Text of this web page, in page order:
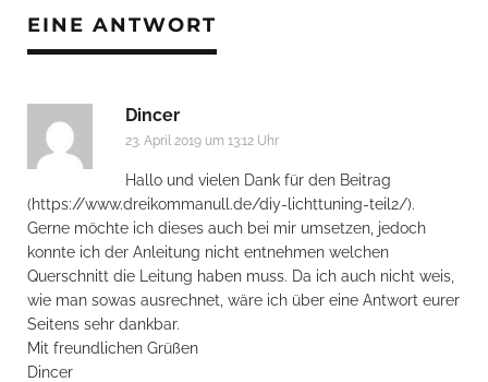
EINE ANTWORT
Dincer
23. April 2019 um 13:12 Uhr
Hallo und vielen Dank für den Beitrag
(https://www.dreikommanull.de/diy-lichttuning-teil2/).
Gerne möchte ich dieses auch bei mir umsetzen, jedoch
konnte ich der Anleitung nicht entnehmen welchen
Querschnitt die Leitung haben muss. Da ich auch nicht weis,
wie man sowas ausrechnet, wäre ich über eine Antwort eurer
Seitens sehr dankbar.
Mit freundlichen Grüßen
Dincer